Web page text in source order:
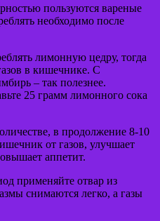
пользуются вареные
необходимо после
лимонную цедру, тогда
в кишечнике. С
– так полезнее.
25 грамм лимонного сока
в продолжение 8-10
от газов, улучшает
аппетит.
применяйте отвар из
снимаются легко, а газы